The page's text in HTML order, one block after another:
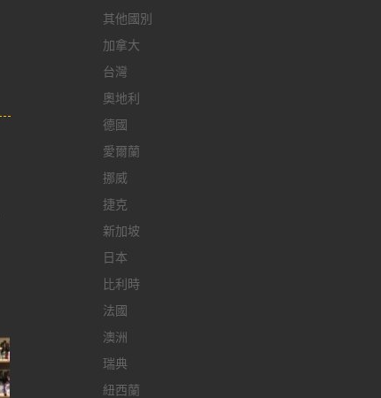
其他國別
加拿大
台灣
奧地利
德國
愛爾蘭
挪威
捷克
新加坡
日本
比利時
法國
澳洲
瑞典
紐西蘭